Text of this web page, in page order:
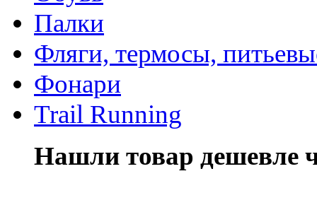
Палки
Фляги, термосы,
Фонари
Trail Running
Нашли товар дешевле